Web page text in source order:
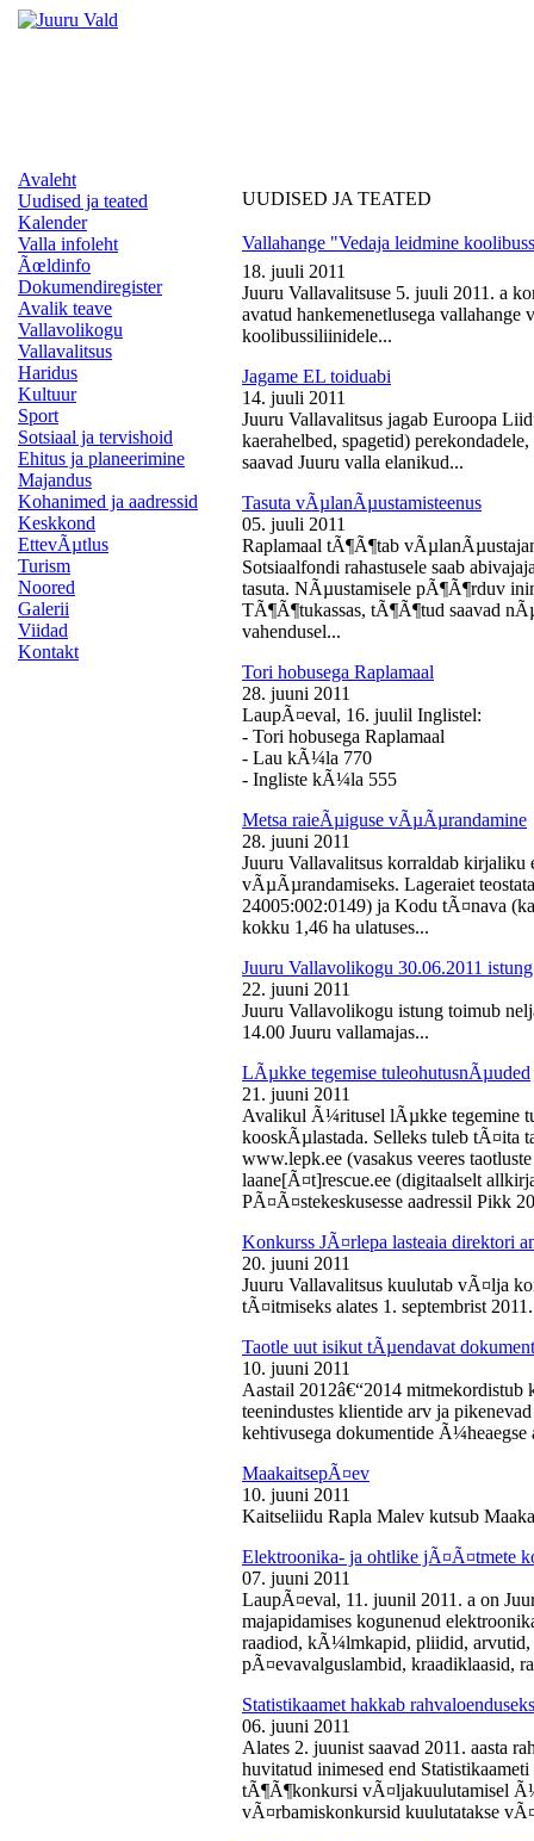
Avaleht
Uudised ja teated
Kalender
Valla infoleht
Ãœldinfo
Dokumendiregister
Avalik teave
Vallavolikogu
Vallavalitsus
Haridus
Kultuur
Sport
Sotsiaal ja tervishoid
Ehitus ja planeerimine
Majandus
Kohanimed ja aadressid
Keskkond
EttevÃµtlus
Turism
Noored
Galerii
Viidad
Kontakt
UUDISED JA TEATED
Vallahange "Vedaja leidmine
18. juuli 2011
Juuru Vallavalitsuse 5. juuli 2011. a
avatud hankemenetlusega vallahange
koolibussiliinidele...
Jagame EL toiduabi
14. juuli 2011
Juuru Vallavalitsus jagab Euroopa
kaerahelbed, spagetid)
saavad Juuru valla elanikud...
Tasuta vÃµlanÃµustamisteenus
05. juuli 2011
Raplamaal tÃ¶Ã¶tab
Sotsiaalfondi rahastusele saab
tasuta. NÃµustamisele pÃ¶Ã¶rduv
TÃ¶Ã¶tukassas, tÃ¶Ã¶tud saavad
vahendusel...
Tori hobusega Raplamaal
28. juuni 2011
LaupÃ¤eval, 16. juulil Inglistel:
- Tori hobusega Raplamaal
- Lau kÃ¼la 770
- Ingliste kÃ¼la 555
Metsa raieÃµiguse vÃµÃµrandamine
28. juuni 2011
Juuru Vallavalitsus korraldab kirjaliku
vÃµÃµrandamiseks. Lageraiet
24005:002:0149) ja Kodu tÃ¤nava
kokku 1,46 ha ulatuses...
Juuru Vallavolikogu 30.06.2011 istung
22. juuni 2011
Juuru Vallavolikogu istung toimub
14.00 Juuru vallamajas...
LÃµkke tegemise tuleohutusnÃµuded
21. juuni 2011
Avalikul Ã¼ritusel lÃµkke tegemine
kooskÃµlastada. Selleks tuleb tÃ¤ita
www.lepk.ee (vasakus veeres
laane[Ã¤t]rescue.ee (digitaalselt
PÃ¤Ã¤stekeskusesse aadressil Pikk
Konkurss JÃ¤rlepa lasteaia direktori
20. juuni 2011
Juuru Vallavalitsus kuulutab vÃ¤lja
tÃ¤itmiseks alates 1. septembrist
Taotle uut isikut tÃµendavat
10. juuni 2011
Aastail 2012â€“2014
teenindustes klientide arv ja
kehtivusega dokumentide Ã¼heaegse
MaakaitsepÃ¤ev
10. juuni 2011
Kaitseliidu Rapla Malev kutsub
Elektroonika- ja ohtlike jÃ¤Ã¤tmete
07. juuni 2011
LaupÃ¤eval, 11. juunil 2011. a on
majapidamises kogunenud
raadiod, kÃ¼lmkapid, pliidid,
pÃ¤evavalguslambid, kraadiklaasid,
Statistikaamet hakkab
06. juuni 2011
Alates 2. juunist saavad 2011. aasta
huvitatud inimesed end
tÃ¶Ã¶konkursi vÃ¤ljakuulutamisel
vÃ¤rbamiskonkursid kuulutatakse